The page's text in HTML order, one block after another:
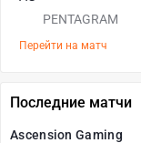
PENTAGRAM
Перейти на матч
Последние матчи
Ascension Gaming